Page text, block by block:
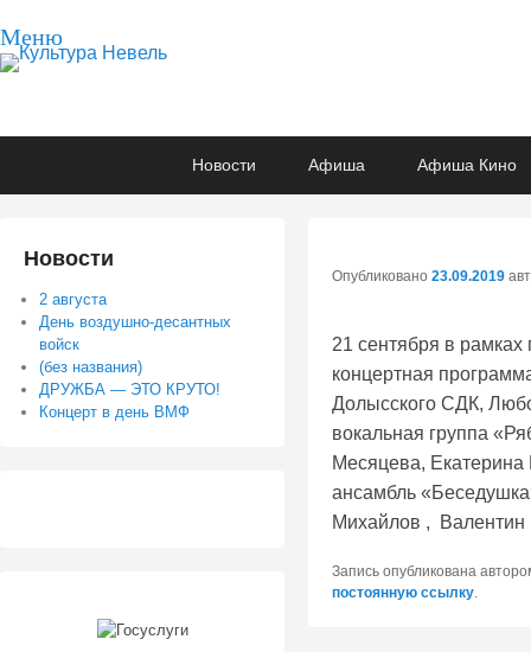
Меню
Культура Невель
Новости Афиша Афиша Кино
Опубликовано 23.09.2019
21 сентября в
концертная
Долысского СДК,
вокальная группа
Месяцева,
ансамбль
Михайлов , Валентин
Запись опубликована
постоянную ссылку
Новости
2 августа
День воздушно-десантных
войск
(без названия)
ДРУЖБА — ЭТО КРУТО!
Концерт в день ВМФ